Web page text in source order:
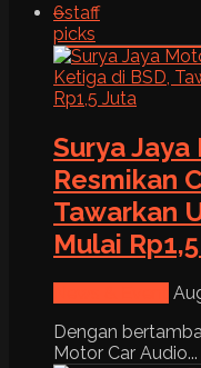
6staff
picks
Surya
Resmikan
Tawarkan
Mulai
Dengan
Motor Car Audio...